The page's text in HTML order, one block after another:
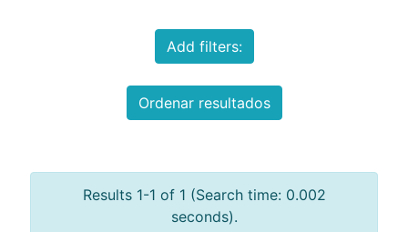
Add filters:
Ordenar resultados
Results 1-1 of 1 (Search time: 0.002
seconds).